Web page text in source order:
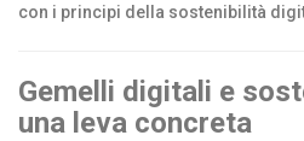
con i principi della sostenibilità
Gemelli digitali e
una leva concreta